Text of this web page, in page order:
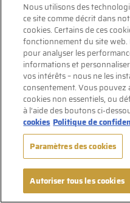
Nous utilisons des
ce site comme décrit dans
cookies. Certains de ces
fonctionnement du site web.
pour analyser les
informations et
vos intérêts – nous ne les
consentement. Vous
cookies non essentiels, ou
à l’aide des boutons ci-
cookies Politique de
Paramètres des cookies
Autoriser tous les cookies